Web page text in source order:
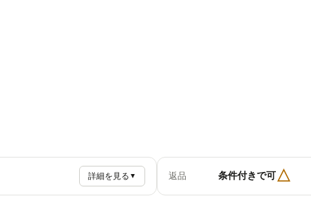
詳細を見る ▼ 返品 条件付きで可△